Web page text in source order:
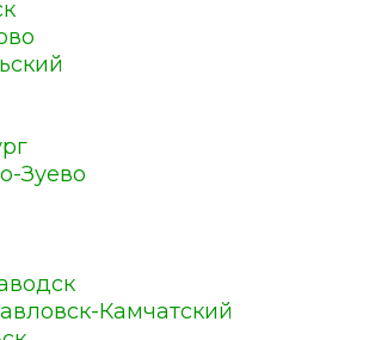
Зуево
Камчатский